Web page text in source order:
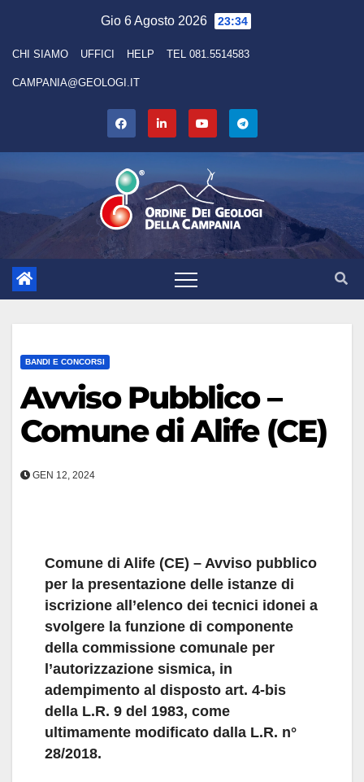
content
Gio 6 Agosto 2026 23:34
CHI SIAMO UFFICI HELP TEL 081.5514583
CAMPANIA@GEOLOGI.IT
BANDI E CONCORSI
Avviso Pubblico –
Comune di Alife (CE)
GEN 12, 2024
Comune di Alife (CE) – Avviso pubblico
per la presentazione delle istanze di
iscrizione all’elenco dei tecnici idonei a
svolgere la funzione di componente
della commissione comunale per
l’autorizzazione sismica, in
adempimento al disposto art. 4-bis
della L.R. 9 del 1983, come
ultimamente modificato dalla L.R. n°
28/2018.